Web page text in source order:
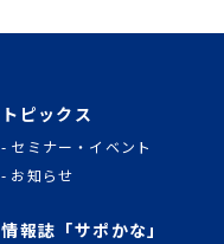
トピックス
セミナー・イベント
お知らせ
情報誌「サポかな」